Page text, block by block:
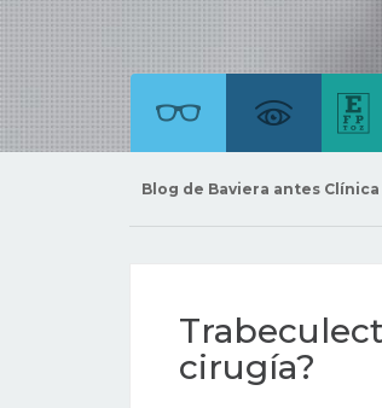
Blog de Baviera antes Clínica
cirugía?